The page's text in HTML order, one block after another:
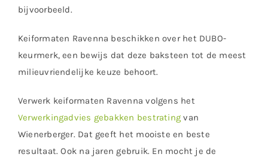
bijvoorbeeld.
Keiformaten Ravenna beschikken over het DUBO-
keurmerk, een bewijs dat deze baksteen tot de meest
milieuvriendelijke keuze behoort.
Verwerk keiformaten Ravenna volgens het
Verwerkingadvies gebakken bestrating van
Wienerberger. Dat geeft het mooiste en beste
resultaat. Ook na jaren gebruik. En mocht je de